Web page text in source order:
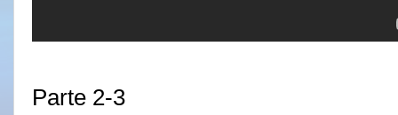
Parte 2-3